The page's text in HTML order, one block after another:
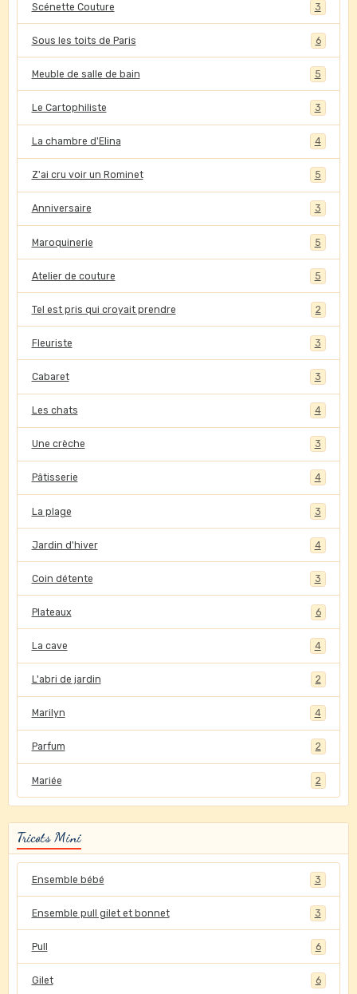
Scénette Couture 3
Sous les toits de Paris 6
Meuble de salle de bain 5
Le Cartophiliste 3
La chambre d'Elina 4
Z'ai cru voir un Rominet 5
Anniversaire 3
Maroquinerie 5
Atelier de couture 5
Tel est pris qui croyait prendre 2
Fleuriste 3
Cabaret 3
Les chats 4
Une crèche 3
Pâtisserie 4
La plage 3
Jardin d'hiver 4
Coin détente 3
Plateaux 6
La cave 4
L'abri de jardin 2
Marilyn 4
Parfum 2
Mariée 2
Tricots Mini
Ensemble bébé 3
Ensemble pull gilet et bonnet 3
Pull 6
Gilet 6